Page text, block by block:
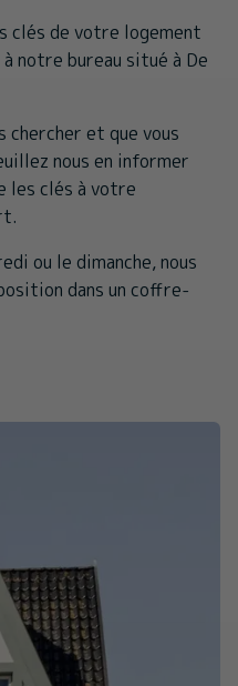
clés de votre logement
notre bureau situé à De
chercher et que vous
nous en informer
les clés à votre
ou le dimanche, nous
dans un coffre-